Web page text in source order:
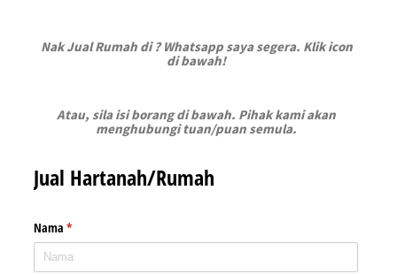
Nak Jual Rumah di ? Whatsapp saya segera. Klik icon
di bawah!
Atau, sila isi borang di bawah. Pihak kami akan
menghubungi tuan/puan semula.